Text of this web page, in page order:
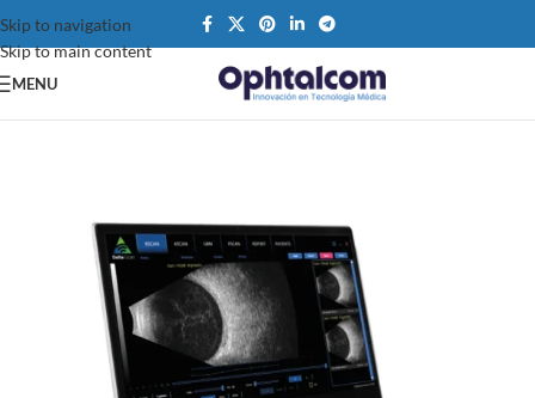
Skip to navigation
Skip to main content
MENU